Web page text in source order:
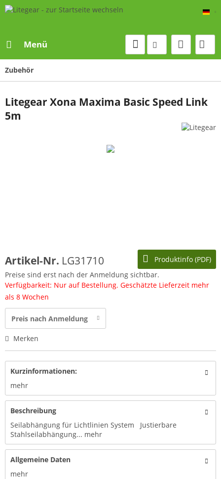
Menü
Zubehör
Litegear Xona Maxima Basic Speed Link
5m
Produktinfo (PDF)
Artikel-Nr. LG31710
Preise sind erst nach der Anmeldung sichtbar.
Verfügbarkeit: Nur auf Bestellung. Geschätzte Lieferzeit mehr
als 8 Wochen
Preis nach Anmeldung
Merken
Kurzinformationen:
mehr
Beschreibung
Seilabhängung für Lichtlinien System Justierbare
Stahlseilabhängung... mehr
Allgemeine Daten
mehr